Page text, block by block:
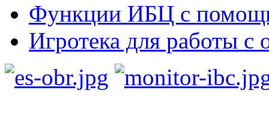
Функции ИБЦ с
Игротека для работы